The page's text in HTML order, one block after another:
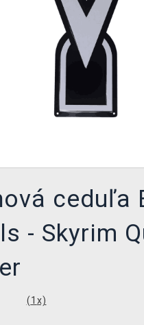
ceduľa
- Skyrim
(1 x)